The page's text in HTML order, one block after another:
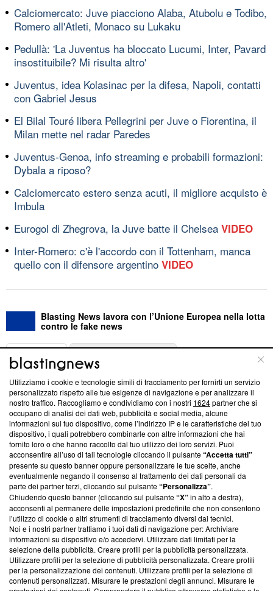
Calciomercato: Juve piacciono Alaba, Atubolu e Todibo,
Romero all'Atleti, Monaco su Lukaku
Pedullà: 'La Juventus ha bloccato Lucumi, Inter, Pavard
insostituibile? Mi risulta altro'
Juventus, idea Kolasinac per la difesa, Napoli, contatti
con Gabriel Jesus
El Bilal Touré libera Pellegrini per Juve o Fiorentina, il
Milan mette nel radar Paredes
Juventus-Genoa, info streaming e probabili formazioni:
Dybala a riposo?
Calciomercato estero senza acuti, il migliore acquisto è
Imbula
Eurogol di Zhegrova, la Juve batte il Chelsea VIDEO
Inter-Romero: c'è l'accordo con il Tottenham, manca
quello con il difensore argentino VIDEO
Blasting News lavora con l’Unione Europea nella lotta
contro le fake news
ABOUT
Questa sezione offre informazioni trasparenti su Blasting
News, sui nostri processi editoriali e su come ci impegniamo a
creare news di qualità. Inoltre, afferma la nostra aderenza a
‘Trust Project - News with Integrity’Blasting News non è
ancora membro del programma, ma ha richiesto di farne
parte; Trust Project non ha ancora effettuato una verifica di
conformità agli standard.
Su di noi
Team editoriale
Corporate
Redazione
Informativa Privacy
Utilizziamo i cookie e tecnologie simili di tracciamento per fornirti un servizio
personalizzato rispetto alle tue esigenze di navigazione e per analizzare il
nostro traffico. Raccogliamo e condividiamo con i nostri 1624partner che si
occupano di analisi dei dati web, pubblicità e social media, alcune
informazioni sul tuo dispositivo, come l’indirizzo IP e le caratteristiche del tuo
dispositivo, i quali potrebbero combinarle con altre informazioni che hai
fornito loro o che hanno raccolto dal tuo utilizzo dei loro servizi. Puoi
acconsentire all’uso di tali tecnologie cliccando il pulsante“Accetta tutti”
presente su questo banner oppure personalizzare le tue scelte, anche
eventualmente negando il consenso al trattamento dei dati personali da
parte dei partner terzi, cliccando sul pulsante“Personalizza”.
Chiudendo questo banner (cliccando sul pulsante“X”in alto a destra),
acconsenti al permanere delle impostazioni predefinite che non consentono
l’utilizzo di cookie o altri strumenti di tracciamento diversi dai tecnici.
Noi e i nostri partner trattiamo i tuoi dati di navigazione per: Archiviare
informazioni su dispositivo e/o accedervi. Utilizzare dati limitati per la
selezione della pubblicità. Creare profili per la pubblicità personalizzata.
Utilizzare profili per la selezione di pubblicità personalizzata. Creare profili
per la personalizzazione dei contenuti. Utilizzare profili per la selezione di
contenuti personalizzati. Misurare le prestazioni degli annunci. Misurare le